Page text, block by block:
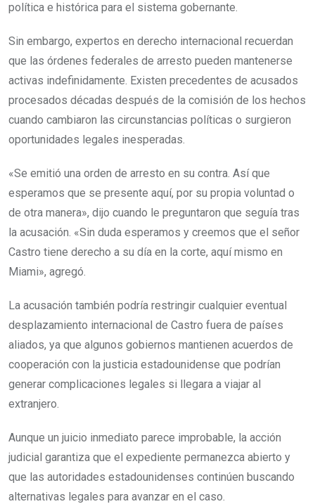
política e histórica para el sistema gobernante.
Sin embargo, expertos en derecho internacional recuerdan
que las órdenes federales de arresto pueden mantenerse
activas indefinidamente. Existen precedentes de acusados
procesados décadas después de la comisión de los hechos
cuando cambiaron las circunstancias políticas o surgieron
oportunidades legales inesperadas.
«Se emitió una orden de arresto en su contra. Así que
esperamos que se presente aquí, por su propia voluntad o
de otra manera», dijo cuando le preguntaron que seguía tras
la acusación. «Sin duda esperamos y creemos que el señor
Castro tiene derecho a su día en la corte, aquí mismo en
Miami», agregó.
La acusación también podría restringir cualquier eventual
desplazamiento internacional de Castro fuera de países
aliados, ya que algunos gobiernos mantienen acuerdos de
cooperación con la justicia estadounidense que podrían
generar complicaciones legales si llegara a viajar al
extranjero.
Aunque un juicio inmediato parece improbable, la acción
judicial garantiza que el expediente permanezca abierto y
que las autoridades estadounidenses continúen buscando
alternativas legales para avanzar en el caso.